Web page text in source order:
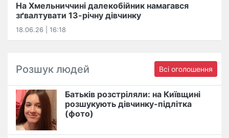
На Хмельниччині далекобійник намагався
зґвалтувати 13-річну дівчинку
18.06.26 | 16:18
Розшук людей Всі оголошення
Батьків розстріляли: на Київщині
розшукують дівчинку-підлітка
(фото)